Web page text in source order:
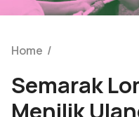
Home /
Semarak
Menilik